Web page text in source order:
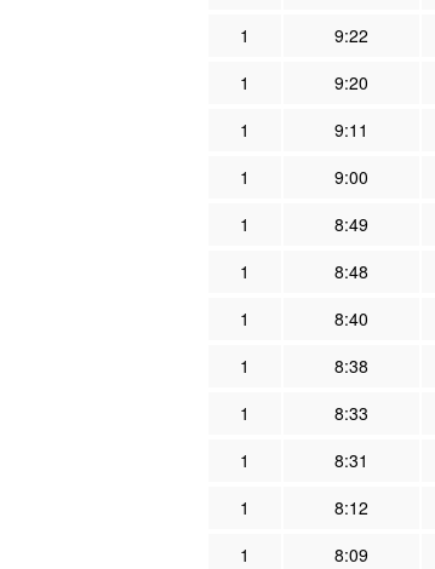
1
9:22
1
9:20
1
9:11
1
9:00
1
8:49
1
8:48
1
8:40
1
8:38
1
8:33
1
8:31
1
8:12
1
8:09